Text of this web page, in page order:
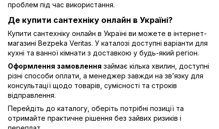
проблем під час використання.
Де купити сантехніку онлайн в Україні?
Купити сантехніку онлайн в Україні ви можете в інтернет-
магазині Bezpeka Veritas. У каталозі доступні варіанти для
кухні та ванної кімнати з доставкою у будь-який регіон.
Оформлення замовлення займає кілька хвилин, доступні
різні способи оплати, а менеджер завжди на зв’язку для
консультації щодо товарів, сумісності та строків
відправлення.
Перейдіть до каталогу, оберіть потрібні позиції та
отримайте практичне рішення без зайвих ризиків і